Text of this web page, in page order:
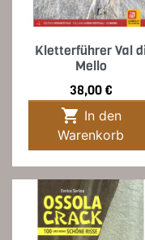
Kletterführer Val
Mello
Preis
38,00 €

Warenkorb